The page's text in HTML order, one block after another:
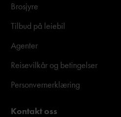
Brosjyre
Tilbud på leiebil
Agenter
Reisevilkår og betingelser
Personvernerklæring
Kontakt oss